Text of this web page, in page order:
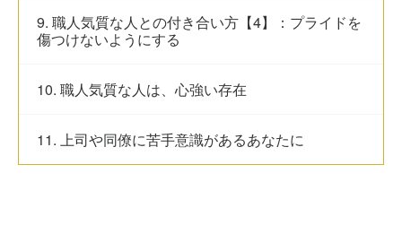
9. 職人気質な人との付き合い方【4】：プライドを
傷つけないようにする
10. 職人気質な人は、心強い存在
11. 上司や同僚に苦手意識があるあなたに